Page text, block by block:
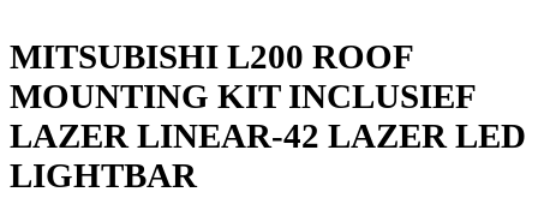
MITSUBISHI L200 ROOF
MOUNTING KIT INCLUSIEF
LAZER LINEAR-42 LAZER LED
LIGHTBAR